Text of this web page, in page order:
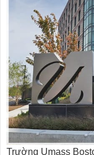
Trường Umass